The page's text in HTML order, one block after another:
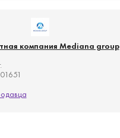
компания Mediana group